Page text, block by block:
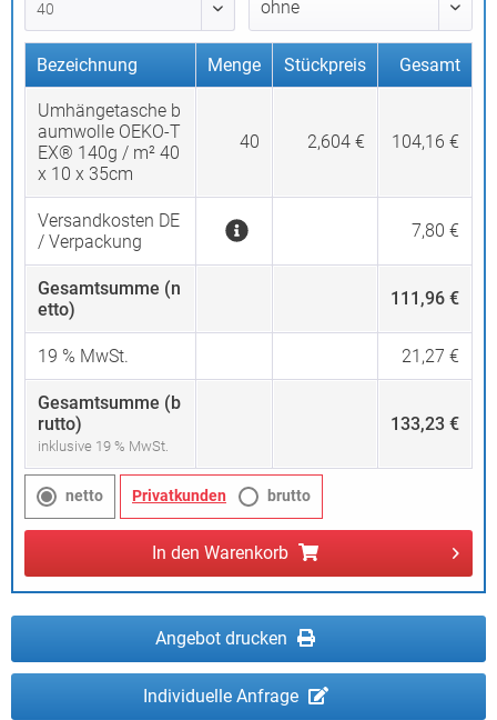
Bezeichnung Menge Stückpreis Gesamt
Umhängetasche b
aumwolle OEKO-T
EX® 140g / m² 40
x 10 x 35cm
40 2,604 € 104,16 €
Versandkosten DE
/ Verpackung
7,80 €
Gesamtsumme (n
etto)
111,96 €
19 % MwSt. 21,27 €
Gesamtsumme (b
rutto)
inklusive 19 % MwSt.
133,23 €
netto Privatkunden brutto
In den Warenkorb
Angebot drucken
Individuelle Anfrage